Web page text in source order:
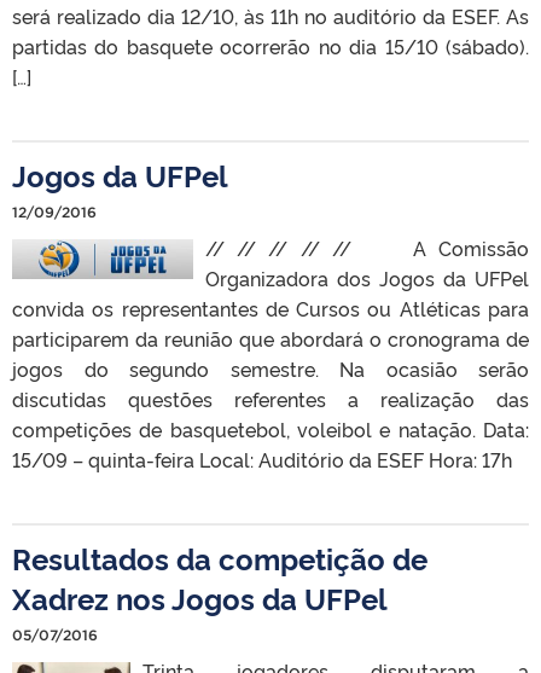
será realizado dia 12/10, às 11h no auditório da ESEF. As
partidas do basquete ocorrerão no dia 15/10 (sábado).
[…]
Jogos da UFPel
12/09/2016
// // // // // A Comissão
Organizadora dos Jogos da UFPel
convida os representantes de Cursos ou Atléticas para
participarem da reunião que abordará o cronograma de
jogos do segundo semestre. Na ocasião serão
discutidas questões referentes a realização das
competições de basquetebol, voleibol e natação. Data:
15/09 – quinta-feira Local: Auditório da ESEF Hora: 17h
Resultados da competição de
Xadrez nos Jogos da UFPel
05/07/2016